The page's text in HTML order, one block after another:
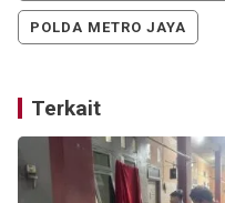
POLDA METRO JAYA
Terkait